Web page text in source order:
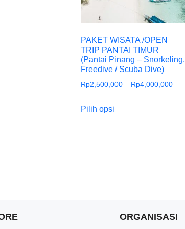
PAKET WISATA /OPEN
TRIP PANTAI TIMUR
(Pantai Pinang – Snorkeling,
Freedive / Scuba Dive)
Rp2,500,000 – Rp4,000,000
Pilih opsi
ORGANISASI